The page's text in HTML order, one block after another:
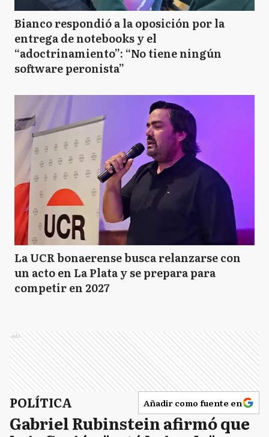
Bianco respondió a la oposición por la
entrega de notebooks y el
“adoctrinamiento”: “No tiene ningún
software peronista”
La UCR bonaerense busca relanzarse con
un acto en La Plata y se prepara para
competir en 2027
Ads
POLÍTICA Añadir como fuente en
Gabriel Rubinstein afirmó que